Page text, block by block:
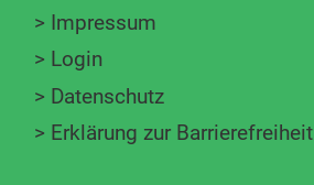
> Impressum
> Login
> Datenschutz
> Erklärung zur Barrierefreiheit